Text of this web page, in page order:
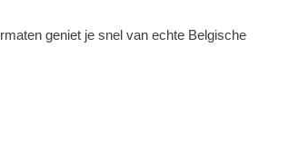
geniet je snel van echte Belgische